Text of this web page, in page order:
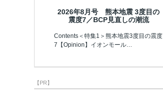
2026年8月号 熊本地震 3度目の
震度7／BCP見直しの潮流
Contents＜特集1＞熊本地震3度目の震度
7【Opinion】イオンモール…
【PR】